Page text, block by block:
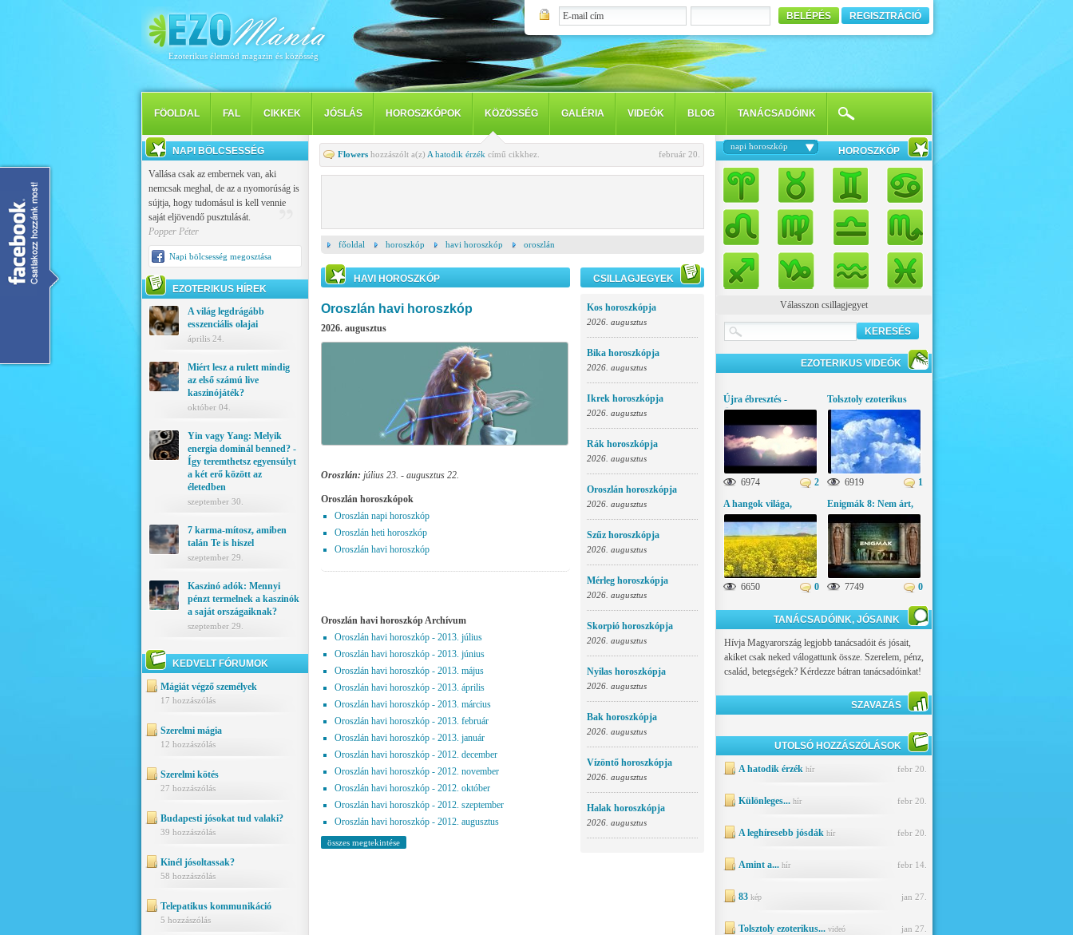
Ezoterikus életmód magazin és közösség
BELÉPÉS REGISZTRÁCIÓ
FÖOLDAL FAL CIKKEK JÓSLÁS HOROSZKÓPOK KÖZÖSSÉG GALÉRIA VIDEÓK BLOG TANÁCSADÓINK
NAPI BÖLCSESSÉG
Vallása csak az embernek van, aki
nemcsak meghal, de az a nyomorúság is
sújtja, hogy tudomásul is kell vennie
saját eljövendő pusztulását.
Popper Péter
Napi bölcsesség megosztása
EZOTERIKUS HÍREK
A világ legdrágább
esszenciális olajai
április 24.
Miért lesz a rulett mindig
az első számú live
kaszinójáték?
október 04.
Yin vagy Yang: Melyik
energia dominál benned? -
Így teremthetsz egyensúlyt
a két erő között az
életedben
szeptember 30.
7 karma-mítosz, amiben
talán Te is hiszel
szeptember 29.
Kaszinó adók: Mennyi
pénzt termelnek a kaszinók
a saját országaiknak?
szeptember 29.
KEDVELT FÓRUMOK
Mágiát végző személyek
17 hozzászólás
Szerelmi mágia
12 hozzászólás
Szerelmi kötés
27 hozzászólás
Budapesti jósokat tud valaki?
39 hozzászólás
Kinél jósoltassak?
58 hozzászólás
Telepatikus kommunikáció
5 hozzászólás
Flowershozzászólt a(z) A hatodik érzék című cikkhez. február 20.
főoldal horoszkóp havi horoszkóp oroszlán
HAVI HOROSZKÓP
Oroszlán havi horoszkóp
2026. augusztus
Oroszlán: július 23. - augusztus 22.
Oroszlán horoszkópok
Oroszlán napi horoszkóp
Oroszlán heti horoszkóp
Oroszlán havi horoszkóp
Oroszlán havi horoszkóp Archívum
Oroszlán havi horoszkóp - 2013. július
Oroszlán havi horoszkóp - 2013. június
Oroszlán havi horoszkóp - 2013. május
Oroszlán havi horoszkóp - 2013. április
Oroszlán havi horoszkóp - 2013. március
Oroszlán havi horoszkóp - 2013. február
Oroszlán havi horoszkóp - 2013. január
Oroszlán havi horoszkóp - 2012. december
Oroszlán havi horoszkóp - 2012. november
Oroszlán havi horoszkóp - 2012. október
Oroszlán havi horoszkóp - 2012. szeptember
Oroszlán havi horoszkóp - 2012. augusztus
összes megtekintése
CSILLAGJEGYEK
Kos horoszkópja
2026. augusztus
Bika horoszkópja
2026. augusztus
Ikrek horoszkópja
2026. augusztus
Rák horoszkópja
2026. augusztus
Oroszlán horoszkópja
2026. augusztus
Szűz horoszkópja
2026. augusztus
Mérleg horoszkópja
2026. augusztus
Skorpió horoszkópja
2026. augusztus
Nyilas horoszkópja
2026. augusztus
Bak horoszkópja
2026. augusztus
Vízöntő horoszkópja
2026. augusztus
Halak horoszkópja
2026. augusztus
HOROSZKÓP
napi horoszkóp
Válasszon csillagjegyet
EZOTERIKUS VIDEÓK
Újra ébresztés -
Üzenetek az égi
világból
6974 2
Tolsztoly ezoterikus
gondolatai
6919
1
A hangok világa,
ezoterikus látványfilm
6650 0
Enigmák 8: Nem árt,
ha tudod!
7749 0
TANÁCSADÓINK, JÓSAINK
Hívja Magyarország legjobb tanácsadóit és jósait,
akiket csak neked válogattunk össze. Szerelem, pénz,
család, betegségek? Kérdezze bátran tanácsadóinkat!
SZAVAZÁS
UTOLSÓ HOZZÁSZÓLÁSOK
A hatodik érzék hír febr 20.
Különleges... hír febr 20.
A leghíresebb jósdák hír febr 20.
Amint a... hír febr 14.
83 kép jan 27.
Tolsztoly ezoterikus... videó jan 27.